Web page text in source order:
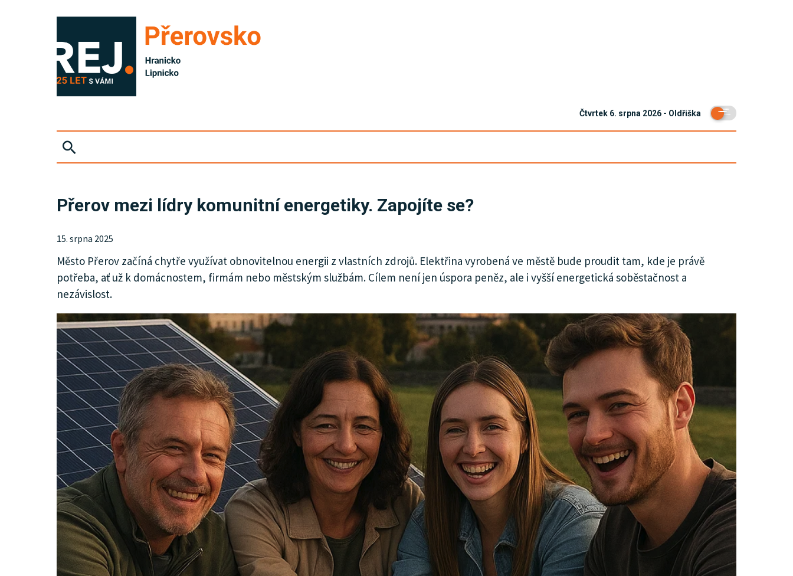
Čtvrtek 6. srpna 2026 - Oldřiška
KULTURA
SPOLEČNOST
INZERCE
Přerov mezi lídry komunitní energetiky. Zapojíte se?
15. srpna 2025
Město Přerov začíná chytře využívat obnovitelnou energii z vlastních zdrojů. Elektřina vyrobená ve městě bude proudit tam, kde je právě
potřeba, ať už k domácnostem, firmám nebo městským službám. Cílem není jen úspora peněz, ale i vyšší energetická soběstačnost a
nezávislost.